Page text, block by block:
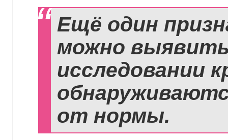
Ещё один
можно
исследовании
от нормы.